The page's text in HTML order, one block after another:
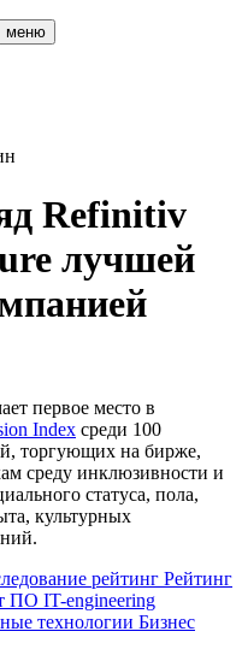
меню
Refinitiv
лучшей
первое место в
Index среди 100
торгующих на бирже,
среду инклюзивности и
статуса, пола,
культурных
рейтинг Рейтинг
ПО IT-engineering
технологии Бизнес